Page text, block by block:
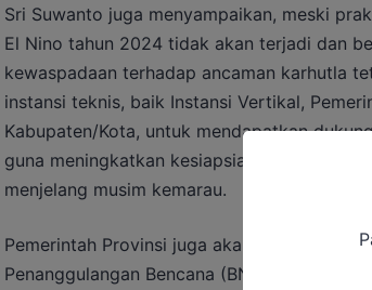
Sri Suwanto juga menyampaikan, meski
El Nino tahun 2024 tidak akan terjadi dan
kewaspadaan terhadap ancaman karhutla
instansi teknis, baik Instansi Vertikal,
Kabupaten/Kota, untuk mendapatkan
guna meningkatkan kesiapsiagaan
menjelang musim kemarau.
Pemerintah Provinsi juga akan
Penanggulangan Bencana (BNPB)